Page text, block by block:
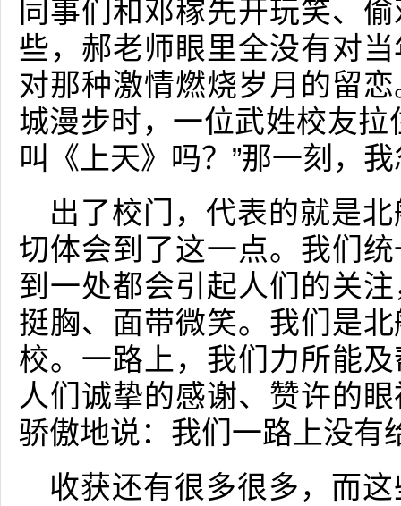
同事们和邓稼先开玩笑、
些，郝老师眼里全没有对
对那种激情燃烧岁月的留
城漫步时，一位武姓校友拉
叫《上天》吗？”那一刻，
出了校门，代表的就是
切体会到了这一点。我们
到一处都会引起人们的关
挺胸、面带微笑。我们是
校。一路上，我们力所能
人们诚挚的感谢、赞许的
骄傲地说：我们一路上没有
收获还有很多很多，而